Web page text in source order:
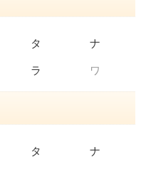
タ ナ
ラ ワ
タ ナ